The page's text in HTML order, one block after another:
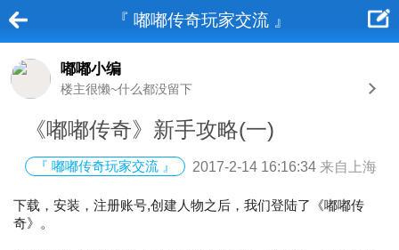
『 嘟嘟传奇玩家交流 』
嘟嘟小编
楼主很懒~什么都没留下
《嘟嘟传奇》新手攻略(一)
『 嘟嘟传奇玩家交流 』 2017-2-14 16:16:34来自上海
下载，安装，注册账号,创建人物之后，我们登陆了《嘟嘟传
奇》。